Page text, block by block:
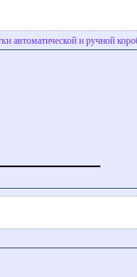
автоматической и ручной